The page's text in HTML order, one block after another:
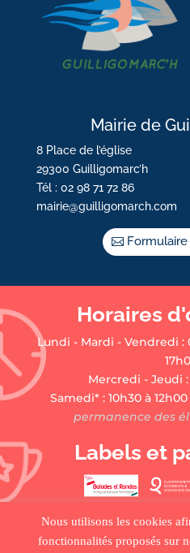
Mairie de
8 Place de l’église
29300 Guilligomarc’h
Tél : 02 98 71 72 86
mairie@guilligomarch.com
Horaires
Lundi - Mardi - Vendredi :
Mercredi - Jeudi
Samedi* : 10h30 à 12h00
permanence des
Labels et
Nous utilisons les cookies
fonctionnalités proposés sur